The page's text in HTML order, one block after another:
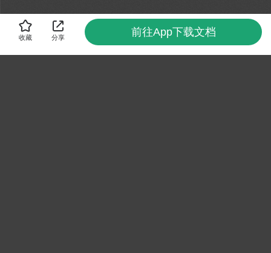
收藏 分享 前往App下载文档